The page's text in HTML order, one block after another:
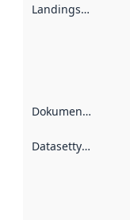
Landingsside
Dokumentasjon
Datasettype